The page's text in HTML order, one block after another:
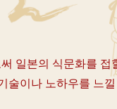
일본의 식문화를 접
이나 노하우를 느